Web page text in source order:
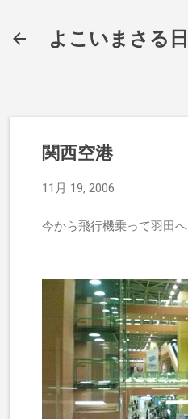
よこいまさる
関西空港
11月 19, 2006
今から飛行機乗って羽田へ